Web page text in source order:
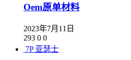
Oem原单材料
2023年7月11日
293 0 0
7P 亚瑟士